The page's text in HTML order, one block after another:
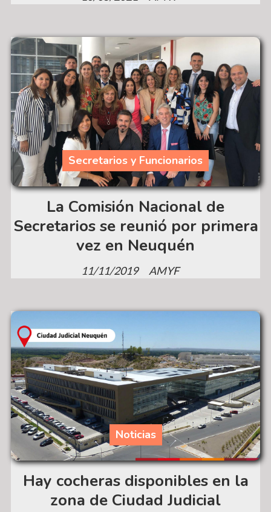
La Comisión Nacional de
Secretarios se reunió por primera
vez en Neuquén
AMYF
Secretarios y Funcionarios
11/11/2019
Hay cocheras disponibles en la
zona de Ciudad Judicial
Noticias